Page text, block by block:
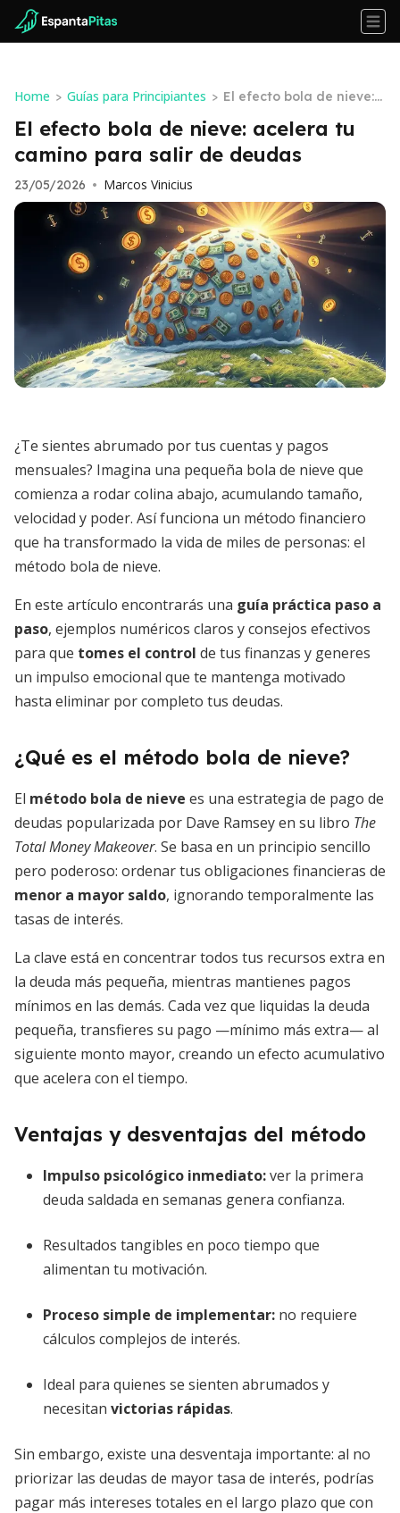
Home > Guías para Principiantes > El efecto bola de nieve:
acelera tu camino para
salir de deudas
El efecto bola de nieve: acelera tu
camino para salir de deudas
23/05/2026 • Marcos Vinicius
¿Te sientes abrumado por tus cuentas y pagos
mensuales? Imagina una pequeña bola de nieve que
comienza a rodar colina abajo, acumulando tamaño,
velocidad y poder. Así funciona un método financiero
que ha transformado la vida de miles de personas: el
método bola de nieve.
En este artículo encontrarás una guía práctica paso a
paso, ejemplos numéricos claros y consejos efectivos
para que tomes el control de tus finanzas y generes
un impulso emocional que te mantenga motivado
hasta eliminar por completo tus deudas.
¿Qué es el método bola de nieve?
El método bola de nieve es una estrategia de pago de
deudas popularizada por Dave Ramsey en su libro The
Total Money Makeover. Se basa en un principio sencillo
pero poderoso: ordenar tus obligaciones financieras de
menor a mayor saldo, ignorando temporalmente las
tasas de interés.
La clave está en concentrar todos tus recursos extra en
la deuda más pequeña, mientras mantienes pagos
mínimos en las demás. Cada vez que liquidas la deuda
pequeña, transfieres su pago —mínimo más extra— al
siguiente monto mayor, creando un efecto acumulativo
que acelera con el tiempo.
Ventajas y desventajas del método
Impulso psicológico inmediato:ver la primera
deuda saldada en semanas genera confianza.
Resultados tangibles en poco tiempo que
alimentan tu motivación.
Proceso simple de implementar: no requiere
cálculos complejos de interés.
Ideal para quienes se sienten abrumados y
necesitan victorias rápidas.
Sin embargo, existe una desventaja importante: al no
priorizar las deudas de mayor tasa de interés, podrías
pagar más intereses totales en el largo plazo que con